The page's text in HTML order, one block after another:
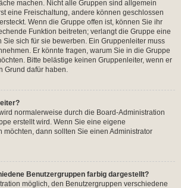
machen. Nicht alle Gruppen sind allgemein
eine Freischaltung, andere können geschlossen
Wenn die Gruppe offen ist, können Sie ihr
Funktion beitreten; verlangt die Gruppe eine
Sie sich für sie bewerben. Ein Gruppenleiter muss
Er könnte fragen, warum Sie in die Gruppe
Bitte belästige keinen Gruppenleiter, wenn er
Grund dafür haben.
normalerweise durch die Board-Administration
erstellt wird. Wenn Sie eine eigene
möchten, dann sollten Sie einen Administrator
Benutzergruppen farbig dargestellt?
möglich, den Benutzergruppen verschiedene